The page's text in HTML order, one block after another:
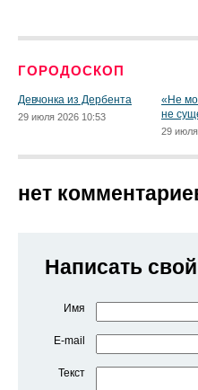
ГОРОДОСКОП
Девчонка из Дербента
29 июля 2026 10:53
«Не
не
29
нет
Написать
Имя
E-mail
Текст